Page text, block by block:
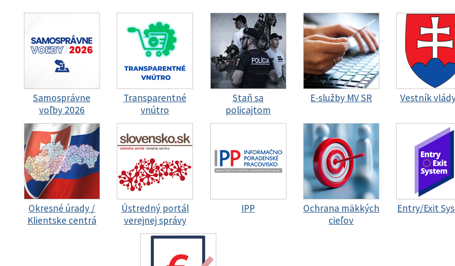
Samosprávne
voľby 2026
Transparentné
vnútro
Staň sa
policajtom
E-služby MV SR Vestník
Okresné úrady /
Klientske centrá
Ústredný portál
verejnej správy
IPP
Ochrana mäkkých
cieľov
Entry/Exit